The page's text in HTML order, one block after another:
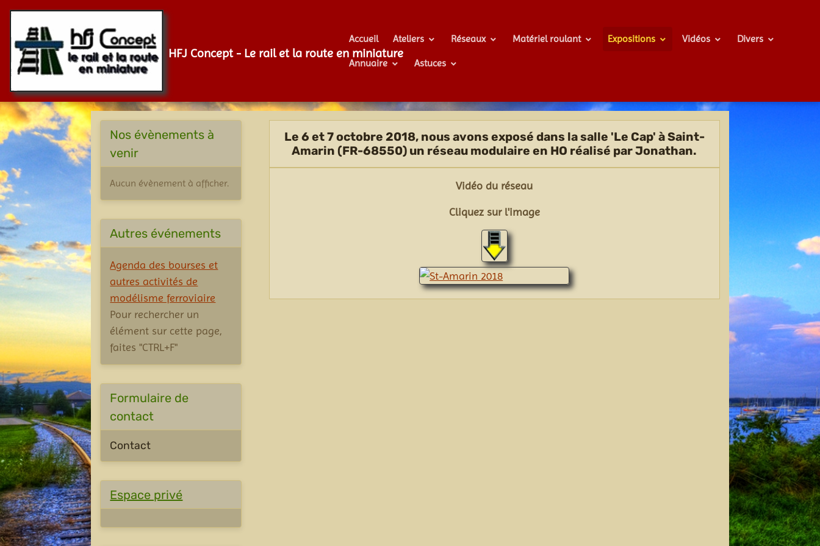
HFJ Concept - Le rail et la route en miniature
Accueil Ateliers Réseaux Matériel roulant Expositions Vidéos Divers
Annuaire Astuces
Le 6 et 7 octobre 2018, nous avons exposé dans la salle 'Le Cap' à Saint-
Amarin (FR-68550) un réseau modulaire en HO réalisé par Jonathan.
Vidéo du réseau
Cliquez sur l'image
Nos évènements à
venir
Aucun évènement à afficher.
Autres événements
Agenda des bourses et
autres activités de
modélisme ferroviaire
Pour rechercher un
élément sur cette page,
faites "CTRL+F"
Formulaire de
contact
Contact
Espace privé